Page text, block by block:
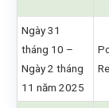
Ngày 31
tháng 10 –
Ngày 2 tháng
11 năm 2025